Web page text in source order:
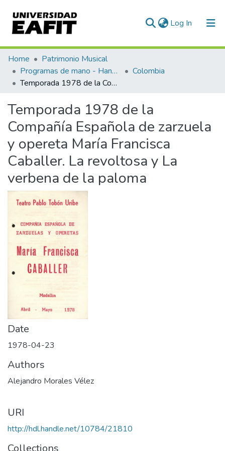
Log In (current)
Communities & Collections
All of DSpace
Home
Patrimonio Musical
Programas de mano - Hand programs
Colombia
Temporada 1978 de la Compañía Española de zarzuela y opereta María Francisca Caballer. La revoltosa y La verbena de la paloma
Temporada 1978 de la
Compañía Española de zarzuela
y opereta María Francisca
Caballer. La revoltosa y La
verbena de la paloma
Date
1978-04-23
Authors
Alejandro Morales Vélez
URI
http://hdl.handle.net/10784/21810
Collections